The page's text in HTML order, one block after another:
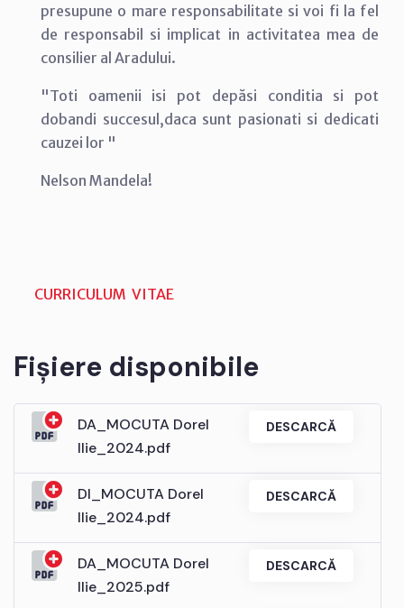
presupune o mare responsabilitate si voi fi la fel
de responsabil si implicat in activitatea mea de
consilier al Aradului.
"Toti oamenii isi pot depăsi conditia si pot
dobandi succesul,daca sunt pasionati si dedicati
cauzei lor "
Nelson Mandela!
CURRICULUM VITAE
Fișiere disponibile
DA_MOCUTA Dorel
Ilie_2024.pdf
DESCARCĂ
DI_MOCUTA Dorel
Ilie_2024.pdf
DESCARCĂ
DA_MOCUTA Dorel
Ilie_2025.pdf
DESCARCĂ